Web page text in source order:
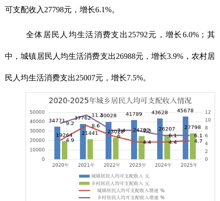
可支配收入27798元，增长6.1%。
全体居民人均生活消费支出25792元，增长6.0%；其
中，城镇居民人均生活消费支出26988元，增长3.9%，农村居
民人均生活消费支出25007元，增长7.5%。